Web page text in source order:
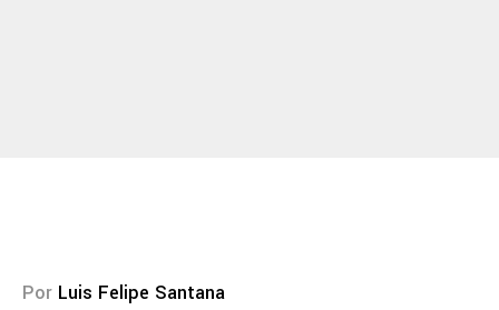
Por Luis Felipe Santana